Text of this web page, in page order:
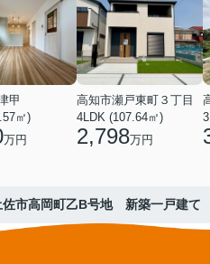
甲
㎡)
万円
高知市瀬戸東町３丁目
4LDK (107.64㎡)
2,798万円
佐市高岡町乙B号地 新築一戸建て